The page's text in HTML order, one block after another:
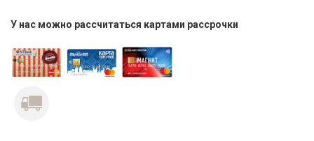
У нас можно рассчитаться картами рассрочки